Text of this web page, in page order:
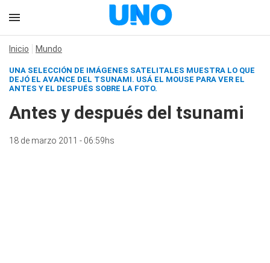
Inicio Mundo
UNA SELECCIÓN DE IMÁGENES SATELITALES MUESTRA LO QUE
DEJÓ EL AVANCE DEL TSUNAMI. USÁ EL MOUSE PARA VER EL
ANTES Y EL DESPUÉS SOBRE LA FOTO.
Antes y después del tsunami
18 de marzo 2011 - 06:59hs